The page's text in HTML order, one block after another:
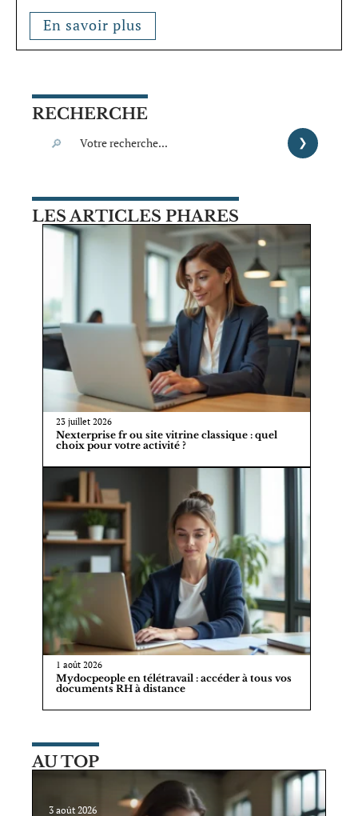
En savoir plus
RECHERCHE
LES ARTICLES PHARES
23 juillet 2026
Nexterprise fr ou site vitrine classique : quel
choix pour votre activité ?
1 août 2026
Mydocpeople en télétravail : accéder à tous vos
documents RH à distance
AU TOP
3 août 2026